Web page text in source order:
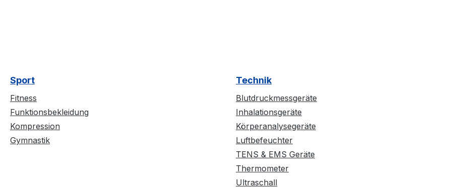
Sport
Fitness
Funktionsbekleidung
Kompression
Gymnastik
Technik
Blutdruckmessgeräte
Inhalationsgeräte
Körperanalysegeräte
Luftbefeuchter
TENS & EMS Geräte
Thermometer
Ultraschall